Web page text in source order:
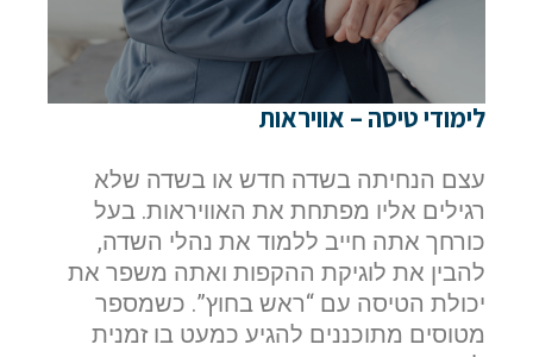
לימודי טיסה – אוויראות
עצם הנחיתה בשדה חדש או בשדה שלא
רגילים אליו מפתחת את האוויראות. בעל
כורחך אתה חייב ללמוד את נהלי השדה,
להבין את לוגיקת ההקפות ואתה משפר את
יכולת הטיסה עם “ראש בחוץ”. כשמספר
מטוסים מתוכננים להגיע כמעט בו זמנית